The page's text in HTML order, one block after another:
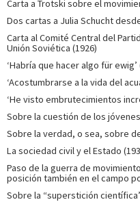
Carta a Trotski sobre el
Dos cartas a Julia Schucht
Carta al Comité Central del
Unión Soviética (1926)
‘Habría que hacer algo für ewig’
‘Acostumbrarse a la vida del
‘He visto embrutecimientos
Sobre la cuestión de los
Sobre la verdad, o sea, sobre
La sociedad civil y el Estado
Paso de la guerra de
posición también en el campo
Sobre la “superstición